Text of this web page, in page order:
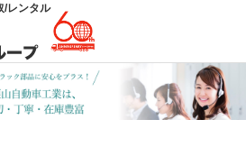
/レンタル